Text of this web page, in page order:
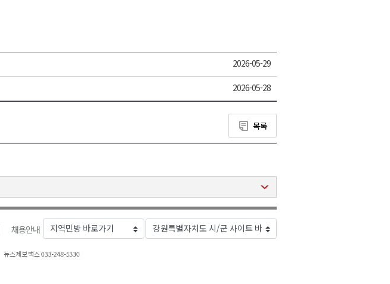
2026-05-29
2026-05-28
목록
채용안내